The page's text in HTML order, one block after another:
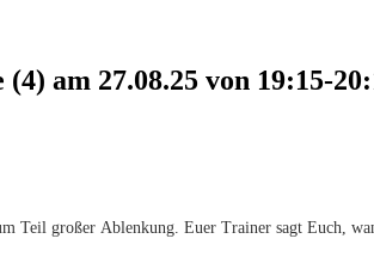
(4) am 27.08.25 von 19:15-
Teil großer Ablenkung. Euer Trainer sagt Euch,